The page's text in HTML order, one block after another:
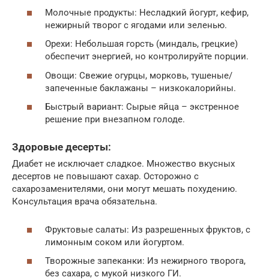
Молочные продукты: Несладкий йогурт, кефир,
нежирный творог с ягодами или зеленью.
Орехи: Небольшая горсть (миндаль, грецкие)
обеспечит энергией, но контролируйте порции.
Овощи: Свежие огурцы, морковь, тушеные/
запеченные баклажаны – низкокалорийны.
Быстрый вариант: Сырые яйца – экстренное
решение при внезапном голоде.
Здоровые десерты:
Диабет не исключает сладкое. Множество вкусных
десертов не повышают сахар. Осторожно с
сахарозаменителями, они могут мешать похудению.
Консультация врача обязательна.
Фруктовые салаты: Из разрешенных фруктов, с
лимонным соком или йогуртом.
Творожные запеканки: Из нежирного творога,
без сахара, с мукой низкого ГИ.